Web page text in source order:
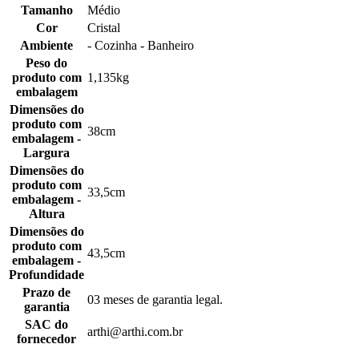
Tamanho
Médio
Cor
Cristal
Ambiente
- Cozinha - Banheiro
Peso do
produto com
embalagem
1,135kg
Dimensões do
produto com
embalagem -
Largura
38cm
Dimensões do
produto com
embalagem -
Altura
33,5cm
Dimensões do
produto com
embalagem -
Profundidade
43,5cm
Prazo de
garantia
03 meses de garantia legal.
SAC do
fornecedor
arthi@arthi.com.br